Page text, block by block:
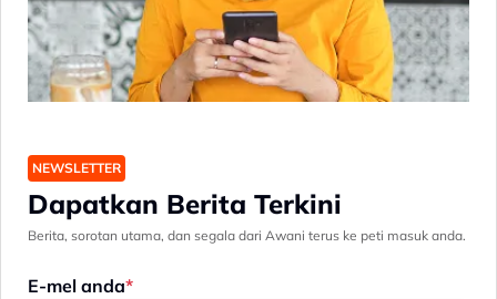
NEWSLETTER
Dapatkan Berita Terkini
Berita, sorotan utama, dan segala dari Awani terus ke peti masuk anda.
E-mel anda